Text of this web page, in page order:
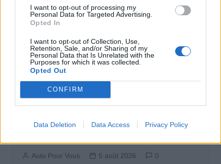
I want to opt-out of processing my
Personal Data for Targeted Advertising.
Opted In
I want to opt-out of Collection, Use,
Retention, Sale, and/or Sharing of my
Personal Data that Is Unrelated with the
Purposes for which it was collected.
Opted Out
CONFIRM
Data Deletion Data Access Privacy Policy
Actus Info
Pourquoi le bouton start/stop disparaît
Auto Pour Vous 5 août 2026 0